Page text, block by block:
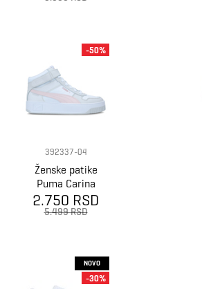
392337-04
Ženske patike
Puma Carina
Street Mid
2.750 RSD
5.499 RSD
-50%
NOVO
-30%